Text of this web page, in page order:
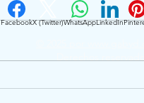
FacebookX (Twitter)WhatsAppLinkedIn